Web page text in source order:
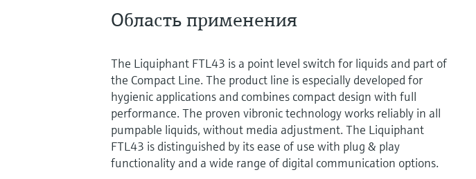
Область применения
The Liquiphant FTL43 is a point level switch for liquids and part of
the Compact Line. The product line is especially developed for
hygienic applications and combines compact design with full
performance. The proven vibronic technology works reliably in all
pumpable liquids, without media adjustment. The Liquiphant
FTL43 is distinguished by its ease of use with plug & play
functionality and a wide range of digital communication options.